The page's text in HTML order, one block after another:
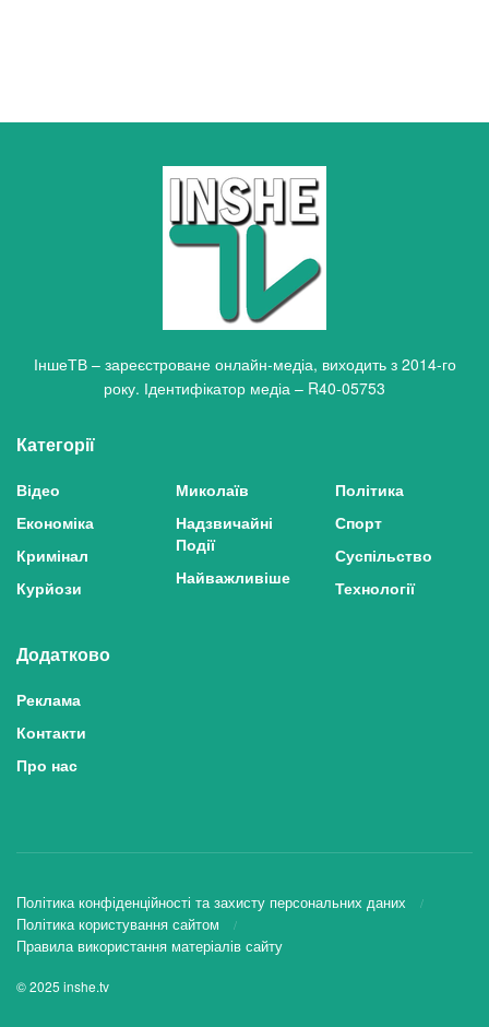
ІншеТВ – зареєстроване онлайн-медіа, виходить з 2014-го
року. Ідентифікатор медіа – R40-05753
Категорії
Відео
Економіка
Кримінал
Курйози
Миколаїв
Надзвичайні
Події
Найважливіше
Політика
Спорт
Суспільство
Технології
Додатково
Реклама
Контакти
Про нас
Політика конфіденційності та захисту персональних даних
Політика користування сайтом
Правила використання матеріалів сайту
© 2025 inshe.tv